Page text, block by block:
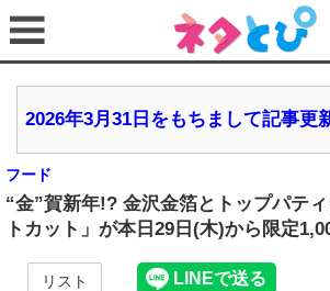
2026年3月31日をもちまして記事更
フード
“金”賀新年!? 金沢金箔とトップパテ
トカット」が本日29日(木)から限定
リスト